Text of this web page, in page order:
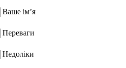
Ваше ім’я
Переваги
Недоліки